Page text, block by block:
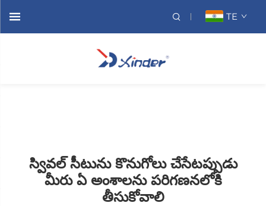
TE
స్వివల్ సీటును కొనుగోలు చేసేటప్పుడు
మీరు ఏ అంశాలను పరిగణనలోకి
తీసుకోవాలి